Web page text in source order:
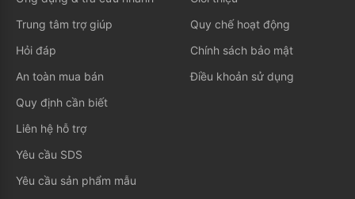
Trung tâm trợ giúp
Hỏi đáp
An toàn mua bán
Quy định cần biết
Liên hệ hỗ trợ
Yêu cầu SDS
Yêu cầu sản phẩm mẫu
Quy chế hoạt động
Chính sách bảo mật
Điều khoản sử dụng